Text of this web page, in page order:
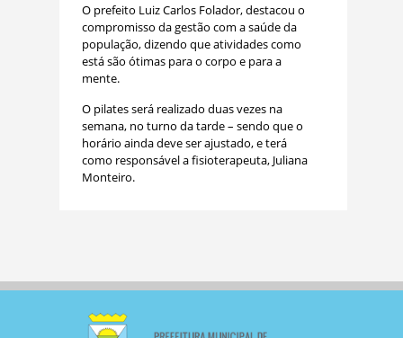
O prefeito Luiz Carlos Folador, destacou o
compromisso da gestão com a saúde da
população, dizendo que atividades como
está são ótimas para o corpo e para a
mente.
O pilates será realizado duas vezes na
semana, no turno da tarde – sendo que o
horário ainda deve ser ajustado, e terá
como responsável a fisioterapeuta, Juliana
Monteiro.